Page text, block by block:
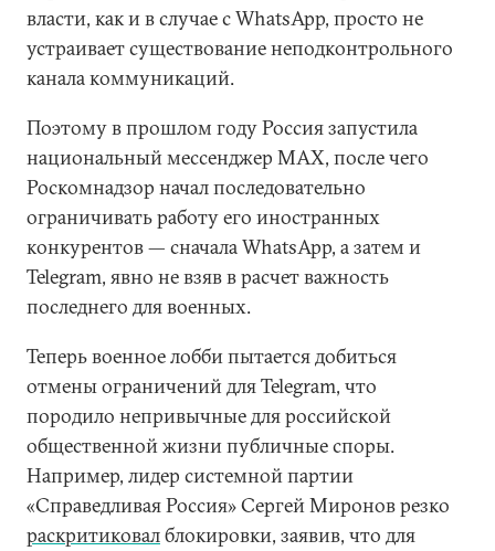
власти, как и в случае с WhatsApp, просто не
устраивает существование неподконтрольного
канала коммуникаций.
Поэтому в прошлом году Россия запустила
национальный мессенджер MAX, после чего
Роскомнадзор начал последовательно
ограничивать работу его иностранных
конкурентов — сначала WhatsApp, а затем и
Telegram, явно не взяв в расчет важность
последнего для военных.
Теперь военное лобби пытается добиться
отмены ограничений для Telegram, что
породило непривычные для российской
общественной жизни публичные споры.
Например, лидер системной партии
«Справедливая Россия» Сергей Миронов резко
раскритиковалблокировки, заявив, что для